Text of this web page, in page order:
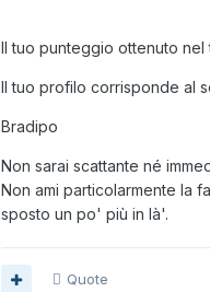
Il tuo punteggio ottenuto nel
Il tuo profilo corrisponde al
Bradipo
Non sarai scattante né
Non ami particolarmente la
sposto un po' più in là'.
Quote